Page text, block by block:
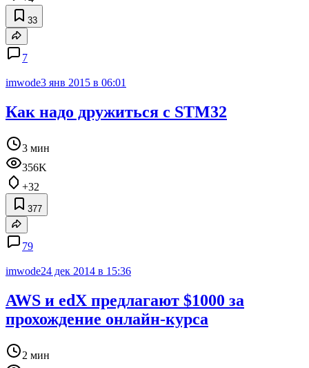
33
7
imwode3 янв 2015 в 06:01
Как надо дружиться с STM32
3 мин
356K
+32
377
79
imwode24 дек 2014 в 15:36
AWS и edX предлагают $1000 за
прохождение онлайн-курса
2 мин